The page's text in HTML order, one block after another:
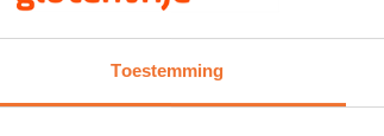
Toestemming